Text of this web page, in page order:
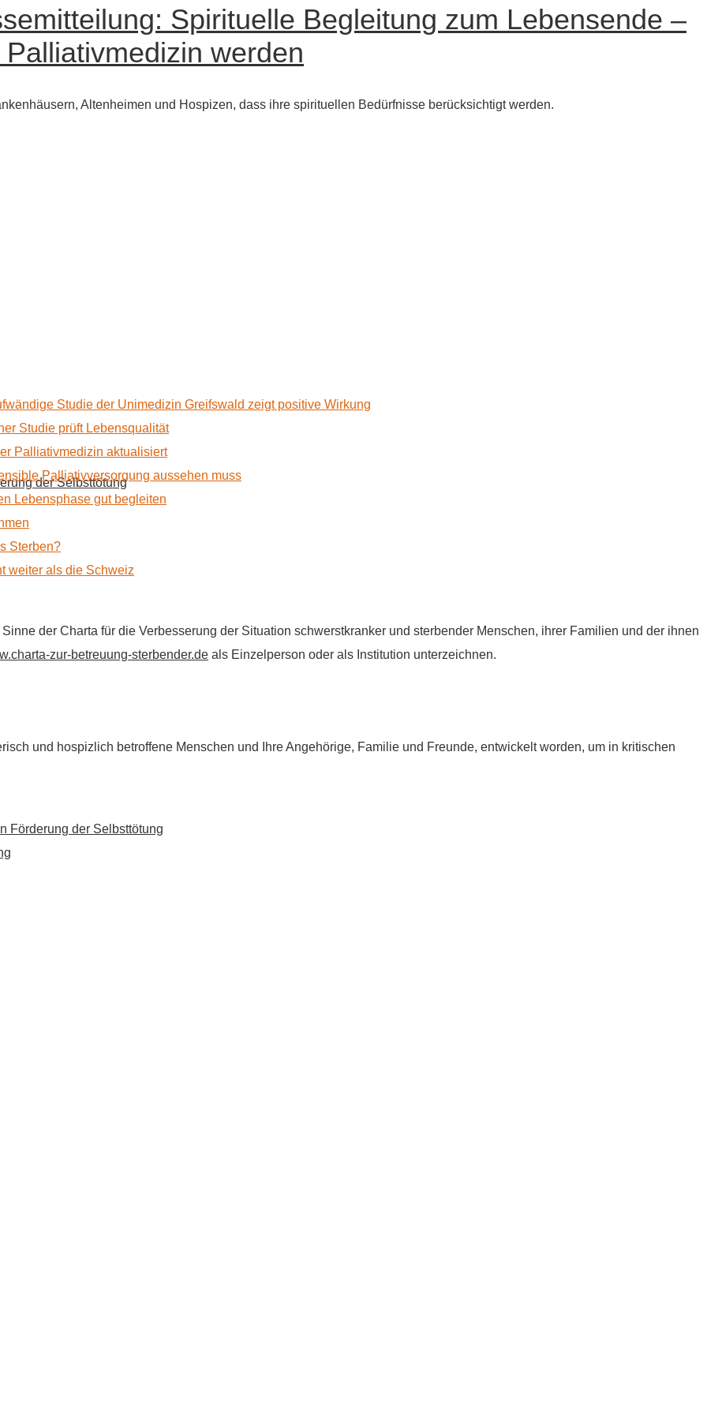
der Selbsttötung
Spirituelle Begleitung zum Lebensende –
werden
Altenheimen und Hospizen, dass ihre spirituellen Bedürfnisse berücksichtigt werden.
Studie der Unimedizin Greifswald zeigt positive Wirkung
Studie prüft Lebensqualität
Palliativmedizin aktualisiert
Palliativversorgung aussehen muss
Lebensphase gut begleiten
Sterben?
weiter als die Schweiz
der Charta für die Verbesserung der Situation schwerstkranker und sterbender Menschen, ihrer Familien und der ihnen
zur-betreuung-sterbender.de als Einzelperson oder als Institution unterzeichnen.
und hospizlich betroffene Menschen und Ihre Angehörige, Familie und Freunde, entwickelt worden, um in kritischen
Förderung der Selbsttötung